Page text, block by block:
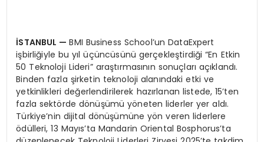
İSTANBUL —BMI Business School’un DataExpert
işbirliğiyle bu yıl üçüncüsünü gerçekleştirdiği “En Etkin
50 Teknoloji Lideri” araştırmasının sonuçları açıklandı.
Binden fazla şirketin teknoloji alanındaki etki ve
yetkinlikleri değerlendirilerek hazırlanan listede, 15’ten
fazla sektörde dönüşümü yöneten liderler yer aldı.
Türkiye’nin dijital dönüşümüne yön veren liderlere
ödülleri, 13 Mayıs’ta Mandarin Oriental Bosphorus’ta